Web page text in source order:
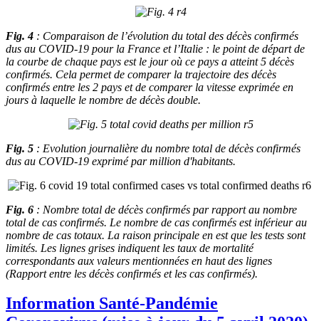
Fig. 4 : Comparaison de l’évolution du total des décès confirmés
dus au COVID-19 pour la France et l’Italie : le point de départ de
la courbe de chaque pays est le jour où ce pays a atteint 5 décès
confirmés. Cela permet de comparer la trajectoire des décès
confirmés entre les 2 pays et de comparer la vitesse exprimée en
jours à laquelle le nombre de décès double.
Fig. 5 : Evolution journalière du nombre total de décès confirmés
dus au COVID-19 exprimé par million d'habitants.
Fig. 6 : Nombre total de décès confirmés par rapport au nombre
total de cas confirmés. Le nombre de cas confirmés est inférieur au
nombre de cas totaux. La raison principale en est que les tests sont
limités. Les lignes grises indiquent les taux de mortalité
correspondants aux valeurs mentionnées en haut des lignes
(Rapport entre les décès confirmés et les cas confirmés).
Information Santé-Pandémie